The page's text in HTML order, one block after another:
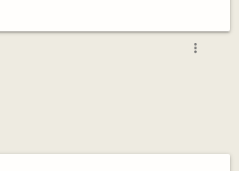
more_vert